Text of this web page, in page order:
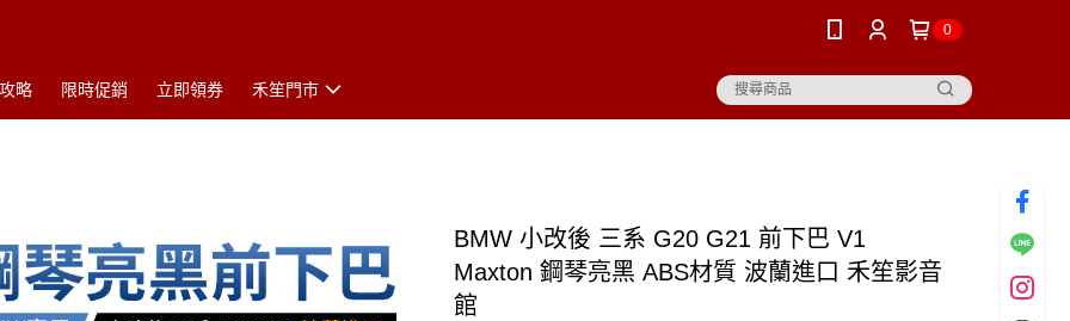
0
略 限時促銷 立即領券 禾笙門市
BMW 小改後 三系 G20 G21 前下巴 V1
Maxton 鋼琴亮黑 ABS材質 波蘭進口 禾笙影音
館